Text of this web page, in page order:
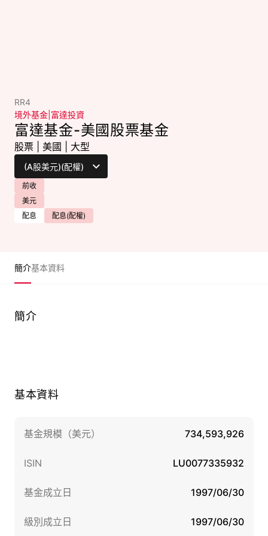
RR4
境外基金 富達投資
富達基金-美國股票基金
股票 美國 大型
前收
美元
配息
配息(配權)
簡介基本資料
簡介
基本資料
基金規模（美元） 734,593,926
ISIN LU0077335932
基金成立日 1997/06/30
級別成立日 1997/06/30